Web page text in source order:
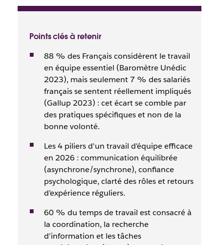
efficacement en 2026
Par l’équipe SlackPoints clés à retenir
88 % des Français considèrent le travail
en équipe essentiel (Baromètre Unédic
2023), mais seulement 7 % des salariés
français se sentent réellement impliqués
(Gallup 2023) : cet écart se comble par
des pratiques spécifiques et non de la
bonne volonté.
Les 4 piliers d'un travail d'équipe efficace
en 2026 : communication équilibrée
(asynchrone/synchrone), confiance
psychologique, clarté des rôles et retours
d’expérience réguliers.
60 % du temps de travail est consacré à
la coordination, la recherche
d'information et les tâches